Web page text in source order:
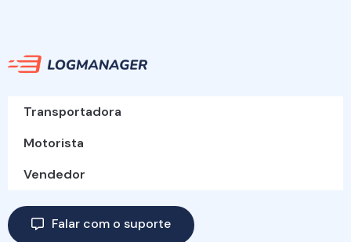
Transportadora
Motorista
Vendedor
Falar com o suporte